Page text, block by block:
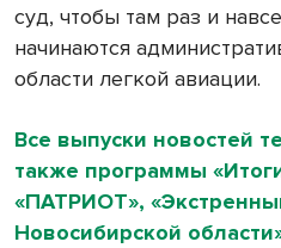
суд, чтобы там раз и
начинаются
области легкой авиации.
Все выпуски новостей
также программы
«ПАТРИОТ»,
Новосибирской